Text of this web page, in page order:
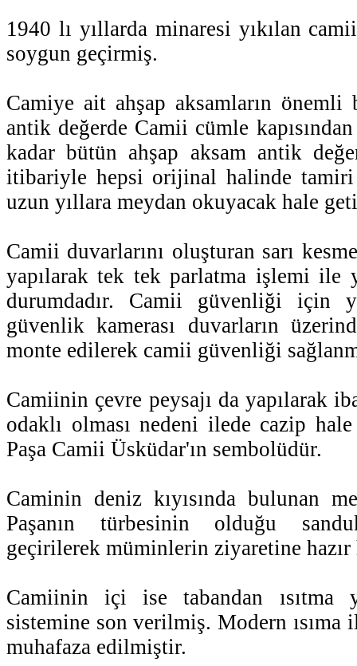
1940 lı yıllarda minaresi yıkılan
soygun geçirmiş.
Camiye ait ahşap aksamların
antik değerde Camii cümle kapısından
kadar bütün ahşap aksam antik
itibariyle hepsi orijinal halinde tamiri
uzun yıllara meydan okuyacak hale
Camii duvarlarını oluşturan sarı
yapılarak tek tek parlatma işlemi ile
durumdadır. Camii güvenliği için
güvenlik kamerası duvarların
monte edilerek camii güvenliği
Camiinin çevre peysajı da yapılarak
odaklı olması nedeni ilede cazip
Paşa Camii Üsküdar'ın sembolüdür.
Caminin deniz kıyısında bulunan
Paşanın türbesinin olduğu
geçirilerek müminlerin ziyaretine
Camiinin içi ise tabandan ısıtma
sistemine son verilmiş. Modern
muhafaza edilmiştir.